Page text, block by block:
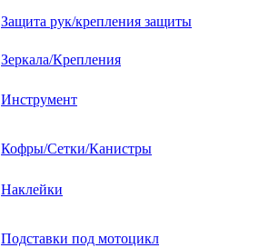
Защита рук/крепления защиты
Зеркала/Крепления
Инструмент
Кофры/Сетки/Канистры
Наклейки
Подставки под мотоцикл